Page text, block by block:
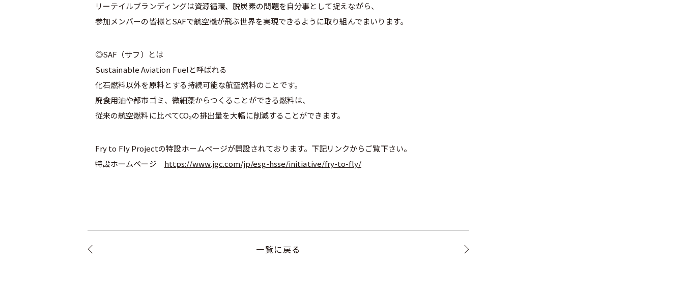
リーテイルブランディングは資源循環、脱炭素の問題を自分事として捉えながら、
参加メンバーの皆様とSAFで航空機が飛ぶ世界を実現できるように取り組んでまいります。
◎SAF（サフ）とは
Sustainable Aviation Fuelと呼ばれる
化石燃料以外を原料とする持続可能な航空燃料のことです。
廃食用油や都市ゴミ、微細藻からつくることができる燃料は、
従来の航空燃料に比べてCO₂の排出量を大幅に削減することができます。
Fry to Fly Projectの特設ホームページが開設されております。下記リンクからご覧下さい。
特設ホームページ https://www.jgc.com/jp/esg-hsse/initiative/fry-to-fly/
一覧に戻る